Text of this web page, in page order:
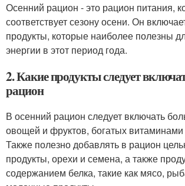
Осенний рацион - это рацион питания,
соответствует сезону осени. Он
продукты, которые наиболее полезны
энергии в этот период года.
2. Какие продукты следует
рацион
В осенний рацион следует включать
овощей и фруктов, богатых
Также полезно добавлять в рацион
продукты, орехи и семена, а также
содержанием белка, такие как мясо,